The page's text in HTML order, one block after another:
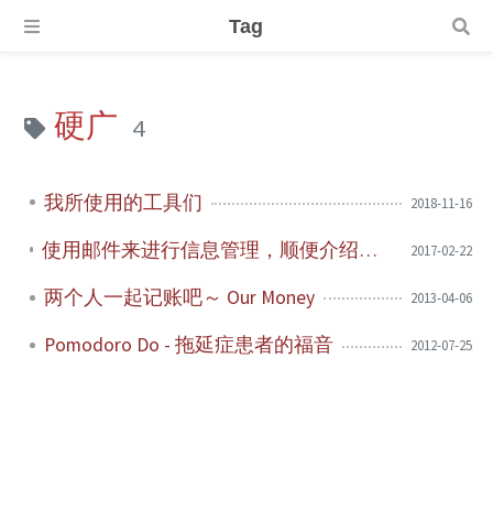
Tag
硬广 4
我所使用的工具们 2018-11-16
使用邮件来进行信息管理，顺便介绍最近写的一个小 app - Mail Me 2017-02-22
两个人一起记账吧～ Our Money 2013-04-06
Pomodoro Do - 拖延症患者的福音 2012-07-25